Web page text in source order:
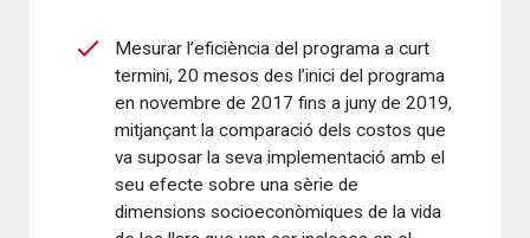
Mesurar l’eficiència del programa a curt
termini, 20 mesos des l’inici del programa
en novembre de 2017 fins a juny de 2019,
mitjançant la comparació dels costos que
va suposar la seva implementació amb el
seu efecte sobre una sèrie de
dimensions socioeconòmiques de la vida